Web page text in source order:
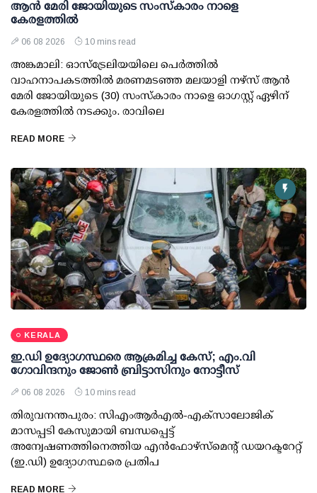
ആൻ മേരി ജോയിയുടെ സംസ്കാരം നാളെ
കേരളത്തിൽ
06 08 2026 10 mins read
അങ്കമാലി: ഓസ്‌ട്രേലിയയിലെ പെർത്തിൽ
വാഹനാപകടത്തിൽ മരണമടഞ്ഞ മലയാളി നഴ്സ് ആൻ
മേരി ജോയിയുടെ (30) സംസ്കാരം നാളെ ഓഗസ്റ്റ് ഏഴിന്
കേരളത്തിൽ നടക്കും. രാവിലെ
READ MORE
KERALA
ഇ.ഡി ഉദ്യോഗസ്ഥരെ ആക്രമിച്ച കേസ്; എം.വി
ഗോവിന്ദനും ജോണ്‍ ബ്രിട്ടാസിനും നോട്ടീസ്
06 08 2026 10 mins read
തിരുവനന്തപുരം: സിഎംആര്‍എല്‍-എക്‌സാലോജിക്
മാസപ്പടി കേസുമായി ബന്ധപ്പെട്ട്
അന്വേഷണത്തിനെത്തിയ എന്‍ഫോഴ്സ്മെന്റ് ഡയറക്ടറേറ്റ്
(ഇ.ഡി) ഉദ്യോഗസ്ഥരെ പ്രതിപ
READ MORE